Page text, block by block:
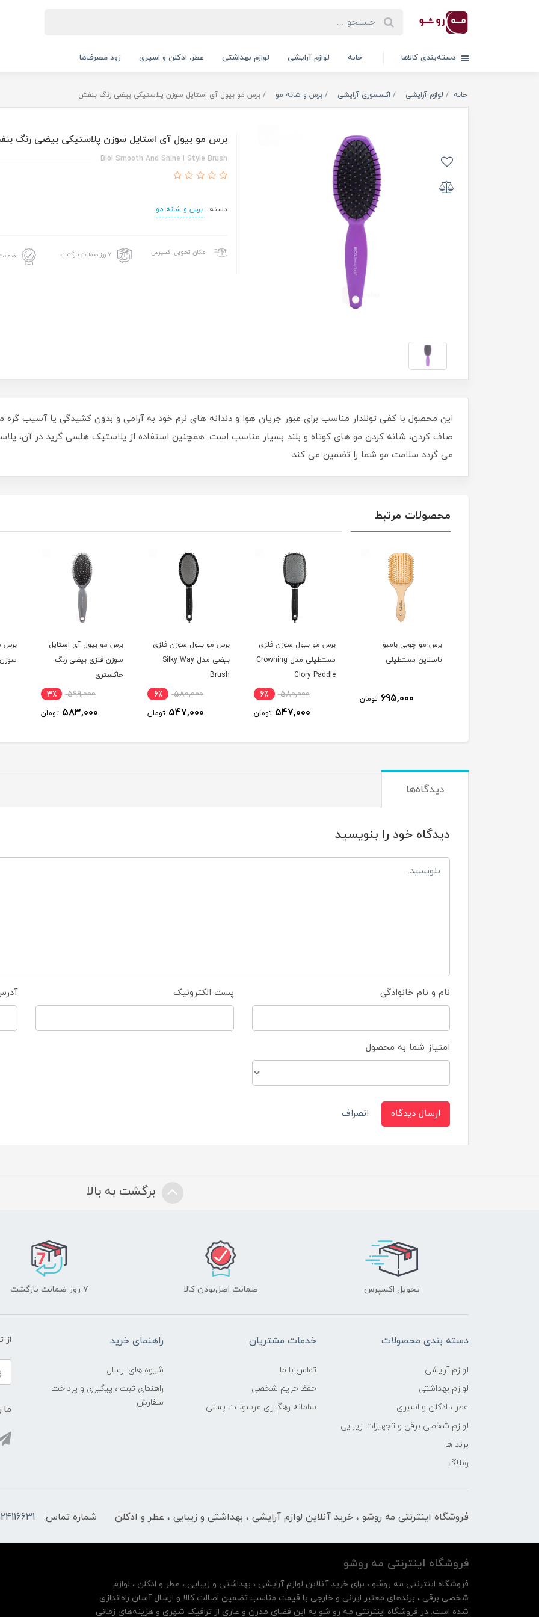
دسته‌بندی کالاها خانه لوازم آرایشی لوازم بهداشتی عطر، ادکلن و اسپری زود مصرف‌ها
خانه لوازم آرایشی اکسسوری آرایشی برس و شانه مو برس مو بیول آی استایل سوزن پلاستیکی بیضی رنگ بنفش
برس مو بیول آی استایل سوزن پلاستیکی بیضی رنگ
Biol Smooth And Shine I Style Brush
دسته :برس و شانه مو
امکان تحویل اکسپرس ۷ روز ضمانت بازگشت
این محصول با کفی تونلدار مناسب برای عبور جریان هوا و دندانه های نرم خود به آرامی و بدون کشیدگی یا آسیب
صاف کردن، شانه کردن مو های کوتاه و بلند بسیار مناسب است. همچنین استفاده از پلاستیک هلسی گرید در آن،
می گردد سلامت مو شما را تضمین می کند.
محصولات مرتبط
برس مو چوبی بامبو
تاسلاین مستطیلی
695,000 تومان
برس مو بیول سوزن فلزی
مستطیلی مدل Crowning
Glory Paddle
580,000 6٪
547,000 تومان
برس مو بیول سوزن فلزی
بیضی مدل Silky Way
Brush
580,000 6٪
547,000 تومان
برس مو بیول آی استایل
سوزن فلزی بیضی رنگ
خاکستری
599,000 3٪
583,000 تومان
برس
دیدگاه‌ها
دیدگاه خود را بنویسید
نام و نام خانوادگی پست الکترونیک
امتیاز شما به محصول
ارسال دیدگاه انصراف
برگشت به بالا
تحویل اکسپرس ضمانت اصل‌بودن کالا ۷ روز ضمانت بازگشت
دسته بندی محصولات
لوازم آرایشی
لوازم بهداشتی
عطر ، ادکلن و اسپری
لوازم شخصی برقی و تجهیزات زیبایی
برند ها
وبلاگ
خدمات مشتریان
تماس با ما
حفظ حریم شخصی
سامانه رهگیری مرسولات پستی
راهنمای خرید
شیوه های ارسال
راهنمای ثبت ، پیگیری و پرداخت
سفارش
از
ما
فروشگاه اینترنتی مه‌ رو‌شو ، خرید آنلاین لوازم آرایشی ، بهداشتی و زیبایی ، عطر و ادکلن شماره تماس:
فروشگاه اینترنتی مه‌ رو‌شو
فروشگاه اینترنتی مه‌ رو‌شو ، برای خرید آنلاین لوازم آرایشی ، بهداشتی و زیبایی ، عطر و ادکلن ، لوازم
شخصی برقی ، برندهای معتبر ایرانی و خارجی با قیمت مناسب تضمین اصالت کالا و ارسال آسان راه‌اندازی
شده است. در فروشگاه اینترنتی مه رو شو به این فضای مدرن و عاری از ترافیک شهری و هزینه‌های زمانی